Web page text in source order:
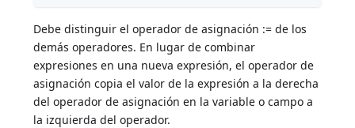
Debe distinguir el operador de asignación := de los
demás operadores. En lugar de combinar
expresiones en una nueva expresión, el operador de
asignación copia el valor de la expresión a la derecha
del operador de asignación en la variable o campo a
la izquierda del operador.